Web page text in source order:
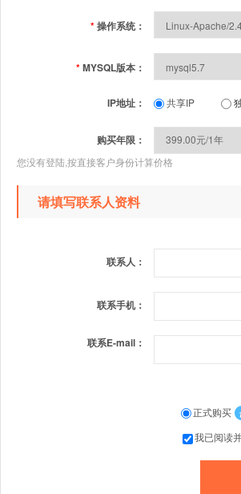
*操作系统：
*MYSQL版本：
IP地址： 共享IP
购买年限：
您没有登陆,按直接客户身份计算价格
请填写联系人资料
联系人：
联系手机：
联系E-mail：
正式购买
我已阅读